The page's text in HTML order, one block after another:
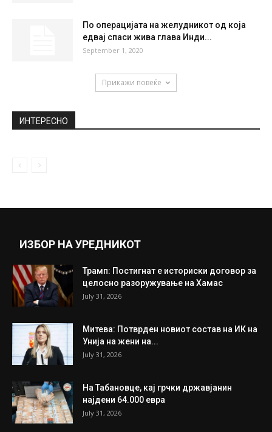
По операцијата на желудникот од која
едвај спаси жива глава Инди...
September 1, 2020
Прикажи повеќе
ИНТЕРЕСНО
ИЗБОР НА УРЕДНИКОТ
Трамп: Постигнат е историски договор за
целосно разоружување на Хамас
July 31, 2026
Митева: Потврден новиот состав на ИК на
Унија на жени на...
July 31, 2026
На Табановце, кај грчки државјанин
најдени 64.000 евра
July 31, 2026